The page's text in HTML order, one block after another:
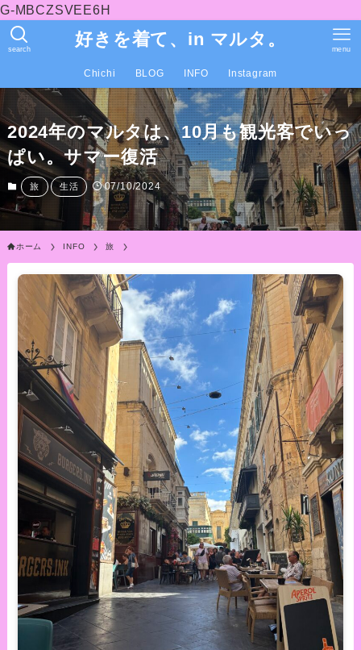
G-MBCZSVEE6H
好きを着て、in マルタ。
search menu
Chichi BLOG INFO Instagram
2024年のマルタは、10月も観光客でいっ
ぱい。サマー復活
旅 生活 07/10/2024
ホーム INFO 旅